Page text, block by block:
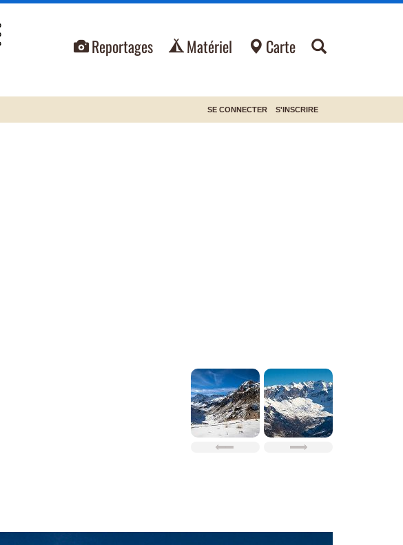
Reportages Matériel Carte
SE CONNECTER S'INSCRIRE